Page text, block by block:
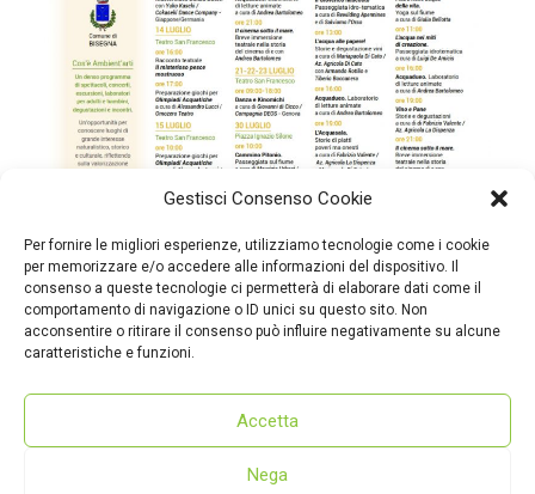
Gestisci Consenso Cookie
Per fornire le migliori esperienze, utilizziamo tecnologie come i cookie
per memorizzare e/o accedere alle informazioni del dispositivo. Il
consenso a queste tecnologie ci permetterà di elaborare dati come il
comportamento di navigazione o ID unici su questo sito. Non
acconsentire o ritirare il consenso può influire negativamente su alcune
caratteristiche e funzioni.
Accetta
Nega